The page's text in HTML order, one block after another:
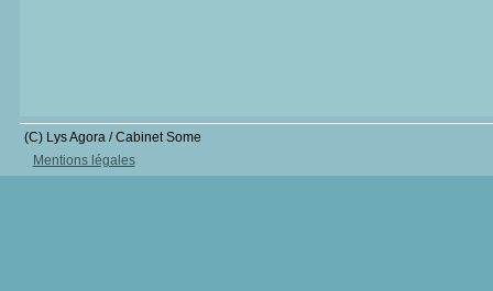
(C) Lys Agora / Cabinet Some
Mentions légales